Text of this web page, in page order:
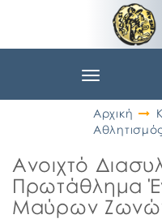
Toggle
Αρχική
Ανοιχτό
Πρωτάθλημα
Μαύρων